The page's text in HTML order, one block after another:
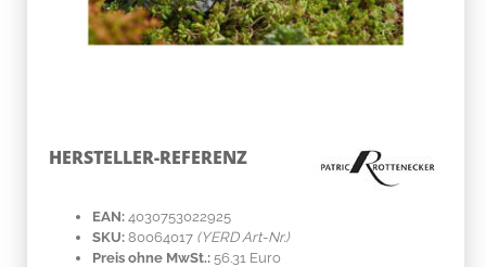
HERSTELLER-REFERENZ
EAN: 4030753022925
SKU: 80064017 (YERD Art-Nr.)
Preis ohne MwSt.: 56.31 Euro